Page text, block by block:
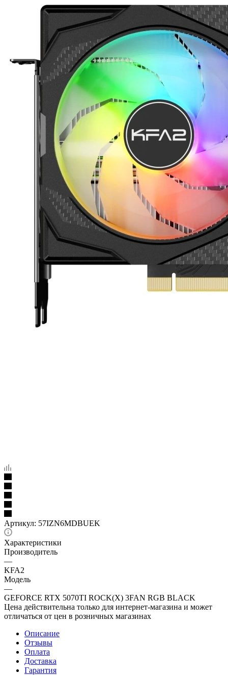
Артикул: 57IZN6MDBUEK
Характеристики
Производитель
—
KFA2
Модель
—
GEFORCE RTX 5070TI ROCK(X) 3FAN RGB BLACK
Цена действительна только для интернет-магазина и может
отличаться от цен в розничных магазинах
Описание
Отзывы
Оплата
Доставка
Гарантия